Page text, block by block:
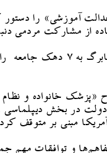
از مشارکت مردمی
رئیس‌جمهور،
«پزشک خانواده و
دولت در بخش
مبنی بر متوقف
تفاهم‌ها و توافقات